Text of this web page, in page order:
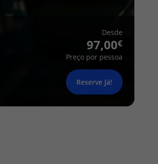
Desde
97,00
Preço por pessoa
Reserve Já!